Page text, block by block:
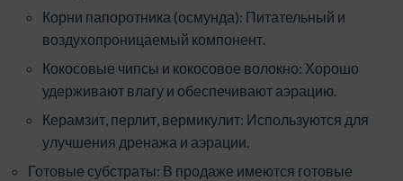
Корни папоротника (осмунда): Питательный и
воздухопроницаемый компонент.
Кокосовые чипсы и кокосовое волокно: Хорошо
удерживают влагу и обеспечивают аэрацию.
Керамзит, перлит, вермикулит: Используются для
улучшения дренажа и аэрации.
Готовые субстраты: В продаже имеются готовые